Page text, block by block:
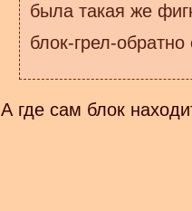
была такая же
блок-грел-
А где сам блок